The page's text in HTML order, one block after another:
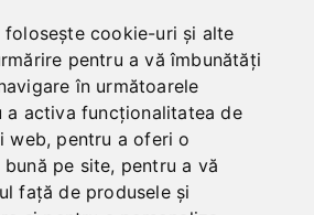
cookie-uri și alte
pentru a vă îmbunătăți
în următoarele
a activa funcționalitatea de
web, pentru a oferi o
pe site, pentru a vă
față de produsele și
PRODUCTS